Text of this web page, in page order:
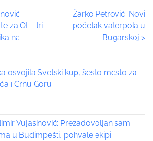
za OI – tri
na
Žarko Petrović: Novi
početak vaterpola u
Bugarskoj >
osvojila Svetski kup, šesto mesto za
i Crnu Goru
Vujasinović: Prezadovoljan sam
u Budimpešti, pohvale ekipi